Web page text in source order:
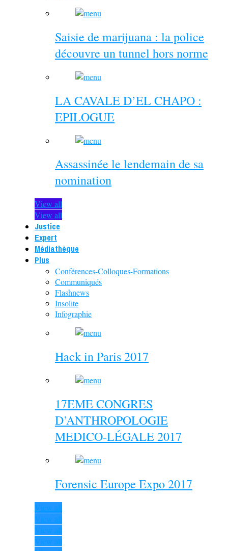
Saisie de marijuana : la police
découvre un tunnel hors norme
LA CAVALE D’EL CHAPO :
EPILOGUE
Assassinée le lendemain de sa
nomination
View all
View all
Justice
Expert
Médiathèque
Plus
Conférences-Colloques-Formations
Communiqués
Flashnews
Insolite
Infographie
Hack in Paris 2017
17EME CONGRES
D’ANTHROPOLOGIE
MEDICO-LÉGALE 2017
Forensic Europe Expo 2017
View all
View all
View all
View all